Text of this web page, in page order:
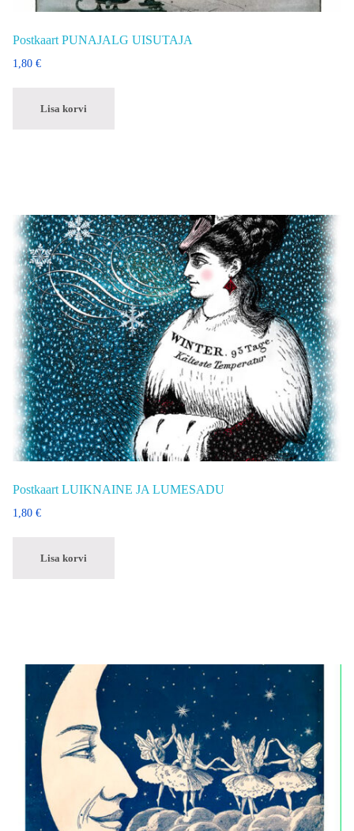
Postkaart PUNAJALG UISUTAJA
1,80 €
Lisa korvi
Postkaart LUIKNAINE JA LUMESADU
1,80 €
Lisa korvi